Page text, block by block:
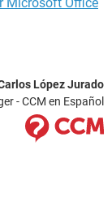
López Jurado
- CCM en Español